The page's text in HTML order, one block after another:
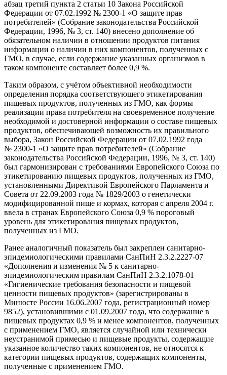
абзац третий пункта 2 статьи 10 Закона Российской
Федерации от 07.02.1992 № 2300-1 «О защите прав
потребителей» (Собрание законодательства Российской
Федерации, 1996, № 3, ст. 140) внесено дополнение об
обязательном наличии в отношении продуктов питания
информации о наличии в них компонентов, полученных с
ГМО, в случае, если содержание указанных организмов в
таком компоненте составляет более 0,9 %.
Таким образом, с учётом объективной необходимости
определения порядка соответствующего этикетирования
пищевых продуктов, полученных из ГМО, как формы
реализации права потребителя на своевременное получение
необходимой и достоверной информации о составе пищевых
продуктов, обеспечивающей возможность их правильного
выбора, Закон Российской Федерации от 07.02.1992 года
№ 2300-1 «О защите прав потребителей» (Собрание
законодательства Российской Федерации, 1996, № 3, ст. 140)
был гармонизирован с требованиями Европейского Союза по
этикетированию пищевых продуктов, полученных из ГМО,
установленными Директивой Европейского Парламента и
Совета от 22.09.2003 года № 1829/2003 о генетически
модифицированной пище и кормах, которая с апреля 2004 г.
ввела в странах Европейского Союза 0,9 % пороговый
уровень для этикетирования пищевых продуктов,
полученных из ГМО.
Ранее аналогичный показатель был закреплен санитарно-
эпидемиологическими правилами СанПиН 2.3.2.2227-07
«Дополнения и изменения № 5 к санитарно-
эпидемиологическим правилам СанПиН 2.3.2.1078-01
«Гигиенические требования безопасности и пищевой
ценности пищевых продуктов» (зарегистрированы в
Минюсте России 16.06.2007 года, регистрационный номер
9852), установившими с 01.09.2007 года, что содержание в
пищевых продуктах 0,9 % и менее компонентов, полученных
с применением ГМО, является случайной или технически
неустранимой примесью и пищевые продукты, содержащие
указанное количество таких компонентов, не относятся к
категории пищевых продуктов, содержащих компоненты,
полученные с применением ГМО.